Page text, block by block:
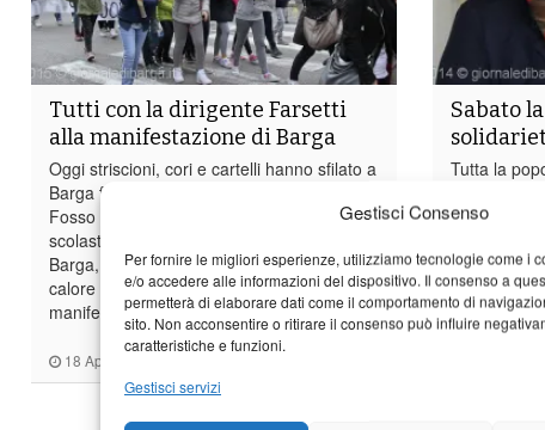
Gestisci Consenso
Per fornire le migliori esperienze, utilizziamo tecnologie come i
e/o accedere alle informazioni del dispositivo. Il consenso a
permetterà di elaborare dati come il comportamento di
sito. Non acconsentire o ritirare il consenso può influire
caratteristiche e funzioni.
Gestisci servizi
18 Aprile 2015
Tutti con la dirigente Farsetti
alla manifestazione di Barga
Oggi striscioni, cori e cartelli hanno sfilato a
Barga fino a raggiungere il piazzale del
Fosso in difesa e sostegno alla dirigente
scolastica dell’Istituto Comprensivo di
Barga, Patrizia Farsetti. La presenza e il
calore sono stati forti e spontanei in questa
manifestazione a cui hanno preso parte...
Sabato
Tutta la
Che
dal 2012, a
concorso
parte e che